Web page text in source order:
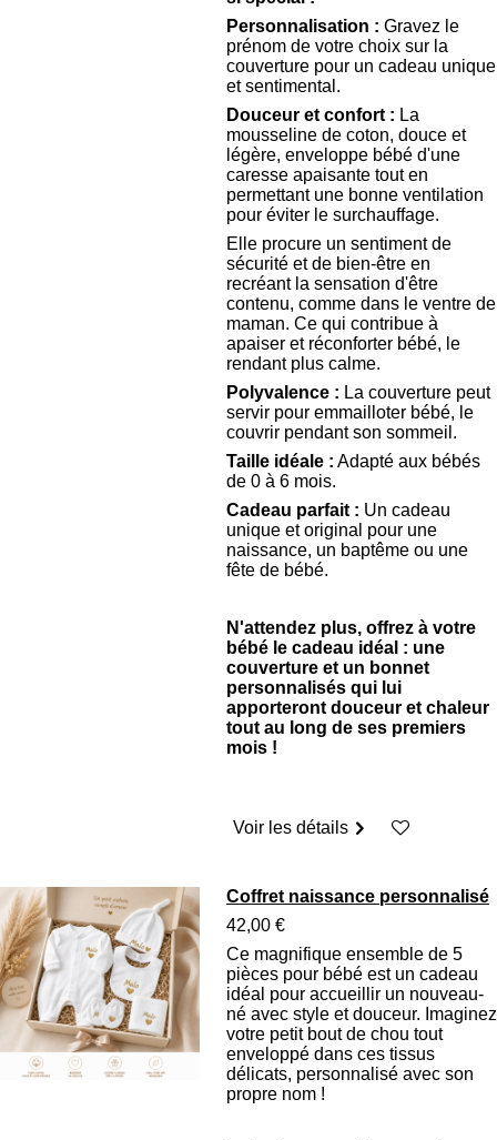
Personnalisation : Gravez le
prénom de votre choix sur la
couverture pour un cadeau unique
et sentimental.
Douceur et confort : La
mousseline de coton, douce et
légère, enveloppe bébé d'une
caresse apaisante tout en
permettant une bonne ventilation
pour éviter le surchauffage.
Elle procure un sentiment de
sécurité et de bien-être en
recréant la sensation d'être
contenu, comme dans le ventre de
maman. Ce qui contribue à
apaiser et réconforter bébé, le
rendant plus calme.
Polyvalence : La couverture peut
servir pour emmailloter bébé, le
couvrir pendant son sommeil.
Taille idéale : Adapté aux bébés
de 0 à 6 mois.
Cadeau parfait : Un cadeau
unique et original pour une
naissance, un baptême ou une
fête de bébé.
N'attendez plus, offrez à votre
bébé le cadeau idéal : une
couverture et un bonnet
personnalisés qui lui
apporteront douceur et chaleur
tout au long de ses premiers
mois !
Voir les détails
Coffret naissance personnalisé
42,00 €
Ce magnifique ensemble de 5
pièces pour bébé est un cadeau
idéal pour accueillir un nouveau-
né avec style et douceur. Imaginez
votre petit bout de chou tout
enveloppé dans ces tissus
délicats, personnalisé avec son
propre nom !